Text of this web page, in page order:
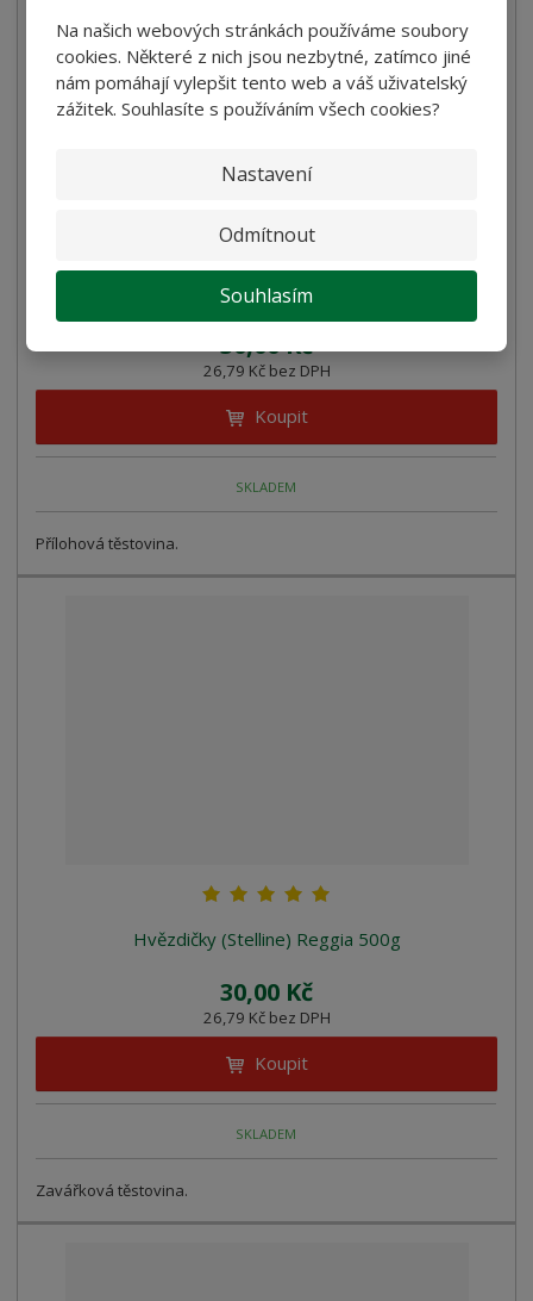
Na našich webových stránkách používáme soubory
cookies. Některé z nich jsou nezbytné, zatímco jiné
nám pomáhají vylepšit tento web a váš uživatelský
zážitek. Souhlasíte s používáním všech cookies?
Nastavení
Odmítnout
Souhlasím
Spirály (Cavatappi) Reggia 500g
30,00 Kč
26,79 Kč bez DPH
Koupit
SKLADEM
Přílohová těstovina.
Hvězdičky (Stelline) Reggia 500g
30,00 Kč
26,79 Kč bez DPH
Koupit
SKLADEM
Zavářková těstovina.